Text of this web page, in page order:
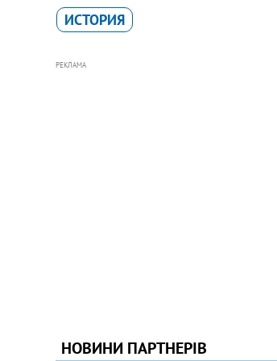
ИСТОРИЯ
РЕКЛАМА